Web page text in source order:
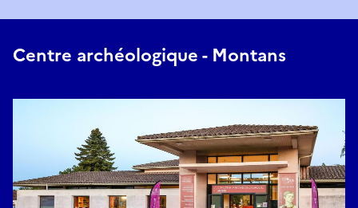
Centre archéologique - Montans